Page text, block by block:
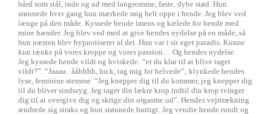
hård som stål, inde og ud med langsomme, faste, dybe stød. Hun
stønnede hver gang hun mærkede mig helt oppe i hende. Jeg blev ved
længe på den måde. Kyssede hende imens og kælede for hende med
mine hænder. Jeg blev ved med at give hendes nydelse på en måde, så
hun næsten blev hypnotiseret af det. Hun var i sit eget paradis. Kunne
kun tænke på vores kroppe og vores passion… Og hendes nydelse.
Jeg kyssede hende vildt og hviskede: “er du klar til at blive taget
vildt?”. “Jaaaa.. ååhhhh, fuck, tag mig for helvede”; klynkede hendes
lyse, feminine stemme. “Jeg knepper dig til du kommer, jeg knepper dig
til du bliver sindssyg. Jeg tager din lækre krop indtil din krop tvinger
dig til at overgive dig og skrige din orgasme ud”. Hendes vejrtrækning
ændrede sig straks og hun stønnede hurtigt. Jeg vendte hende rundt og